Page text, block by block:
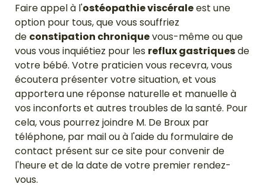
Faire appel à l'ostéopathie viscéraleest une
option pour tous, que vous souffriez
de constipation chroniquevous-même ou que
vous vous inquiétiez pour les reflux gastriquesde
votre bébé. Votre praticien vous recevra, vous
écoutera présenter votre situation, et vous
apportera une réponse naturelle et manuelle à
vos inconforts et autres troubles de la santé. Pour
cela, vous pourrez joindre M. De Broux par
téléphone, par mail ou à l'aide du formulaire de
contact présent sur ce site pour convenir de
l'heure et de la date de votre premier rendez-
vous.